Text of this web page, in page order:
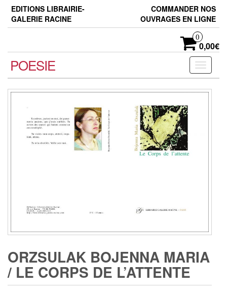
Skip
the
EDITIONS LIBRAIRIE-
GALERIE RACINE
COMMANDER NOS
OUVRAGES EN LIGNE
0
0,00€
Toggle
POESIE
ORZSULAK BOJENNA MARIA
/ LE CORPS DE L’ATTENTE